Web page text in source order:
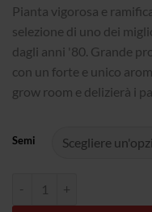
Pianta vigorosa e
selezione di uno dei
dagli anni '80. Grande
con un forte e unico
grow room e delizierà i
Semi